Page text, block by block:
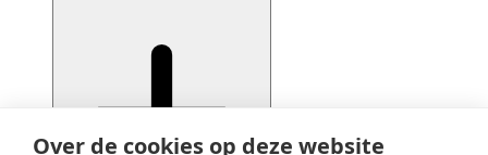
Over de cookies op deze website